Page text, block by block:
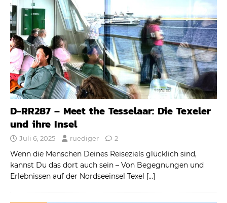
D-RR287 – Meet the Tesselaar: Die Texeler
und ihre Insel
Juli 6, 2025 ruediger 2
Wenn die Menschen Deines Reiseziels glücklich sind,
kannst Du das dort auch sein – Von Begegnungen und
Erlebnissen auf der Nordseeinsel Texel […]